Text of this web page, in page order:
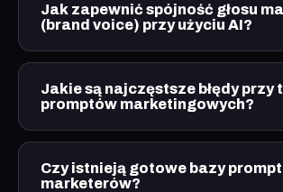
Jak zapewnić spójność głosu
(brand voice) przy użyciu AI?
Jakie są najczęstsze błędy przy
promptów marketingowych?
Czy istnieją gotowe bazy
marketerów?